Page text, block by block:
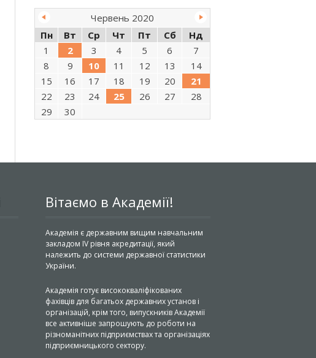
Червень 2020
Пн
Вт Ср Чт Пт Сб
Нд
1
2 3 4 5 6
7
8
9 10 11 12 13
14
15
16 17 18 19 20
21
22
23 24 25 26 27
28
29
30
Вітаємо в Академії!
Академія є державним вищим навчальним
закладом IV рівня акредитації, який
належить до системи державної статистики
України.
Академія готує висококваліфікованих
фахівців для багатьох державних установ і
організацій, крім того, випускників Академії
все активніше запрошують до роботи на
різноманітних підприємствах та організаціях
підприємницького сектору.